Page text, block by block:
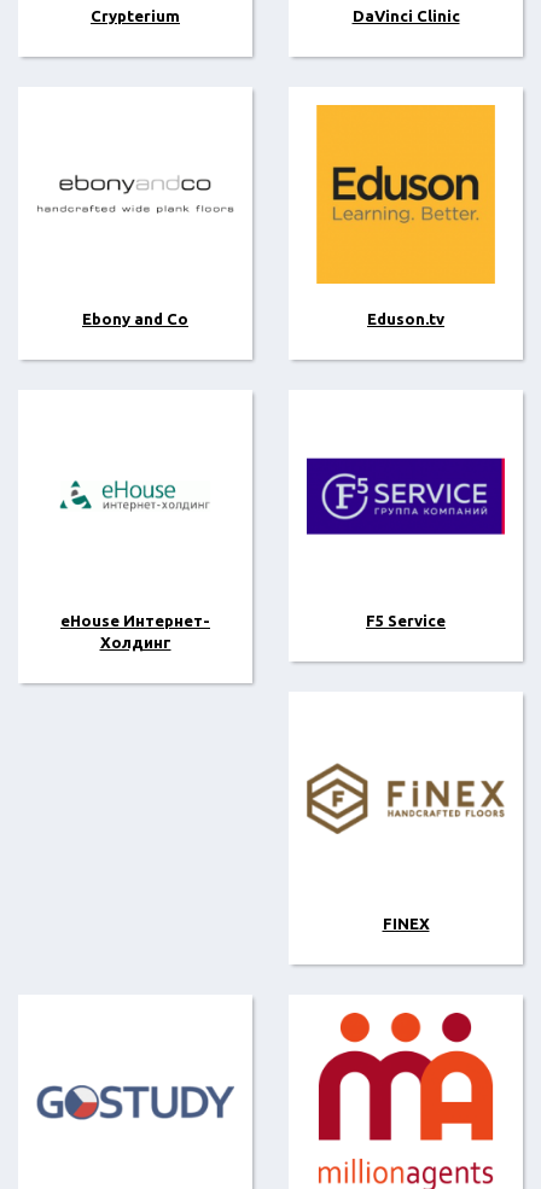
Crypterium DaVinci Clinic
Ebony and Co Eduson.tv
eHouse Интернет-
Холдинг
F5 Service
FINEX